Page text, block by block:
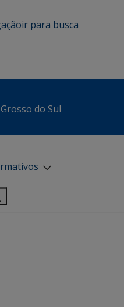
ir para busca
do Sul